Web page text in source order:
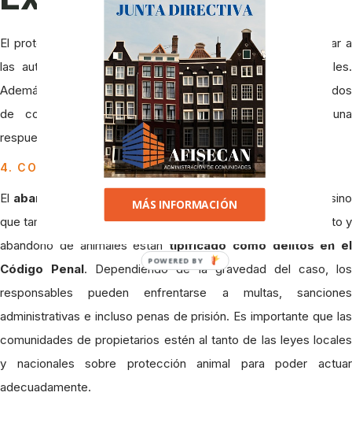
El protocolo debe detallar cómo y cuándo se debe contactar a
las autoridades locales, refugios o protectoras de animales.
Además, se puede considerar la firma de convenios o acuerdos
de colaboración con estas entidades para asegurar una
respuesta rápida y efectiva.
4. CONSECUENCIAS LEGALES DEL ABANDONO
El abandono de mascotas no solo es una cuestión ética, sino
que también tiene implicaciones legales. En España, el maltrato y
abandono de animales están tipificado como delitos en el
Código Penal. Dependiendo de la gravedad del caso, los
responsables pueden enfrentarse a multas, sanciones
administrativas e incluso penas de prisión. Es importante que las
comunidades de propietarios estén al tanto de las leyes locales
y nacionales sobre protección animal para poder actuar
adecuadamente.
MÁS INFORMACIÓN
POWERED BY